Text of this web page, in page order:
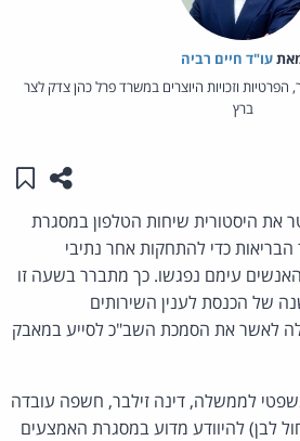
עו"ד חיים רביה
וזכויות היוצרים במשרד פרל כהן צדק לצר
ברץ
שתפו
את היסטורית שיחות הטלפון במסגרת
כדי להתחקות אחר נתיבי
עימם נפגשו. כך מתברר בשעה זו
של הכנסת לענין השירותים
לאשר את הסמכת השב"כ לסייע במאבק
לממשלה, דינה זילבר, חשפה עובדה
לבן) להיוודע מדוע במסגרת האמצעים